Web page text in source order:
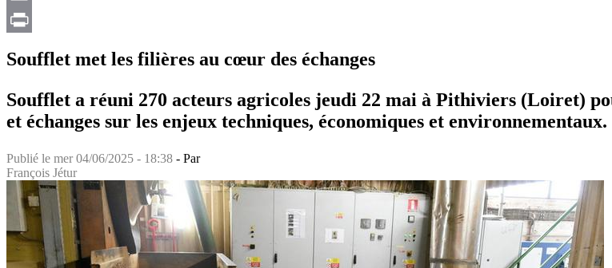
Email
Soufflet met les filières au cœur des échanges
Soufflet a réuni 270 acteurs agricoles jeudi 22 mai à Pithiviers (Loiret)
et échanges sur les enjeux techniques, économiques et environnementaux.
Publié le mer 04/06/2025 - 18:38 - Par
François Jétur